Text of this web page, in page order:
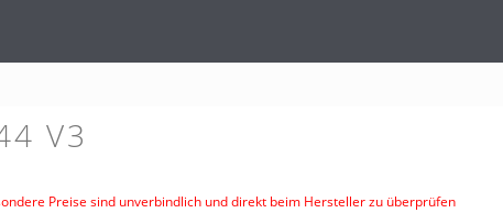
V3
Preise sind unverbindlich und direkt beim Hersteller zu überprüfen